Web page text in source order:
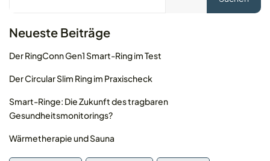
Neueste Beiträge
Der RingConn Gen1 Smart-Ring im Test
Der Circular Slim Ring im Praxischeck
Smart-Ringe: Die Zukunft des tragbaren
Gesundheitsmonitorings?
Wärmetherapie und Sauna